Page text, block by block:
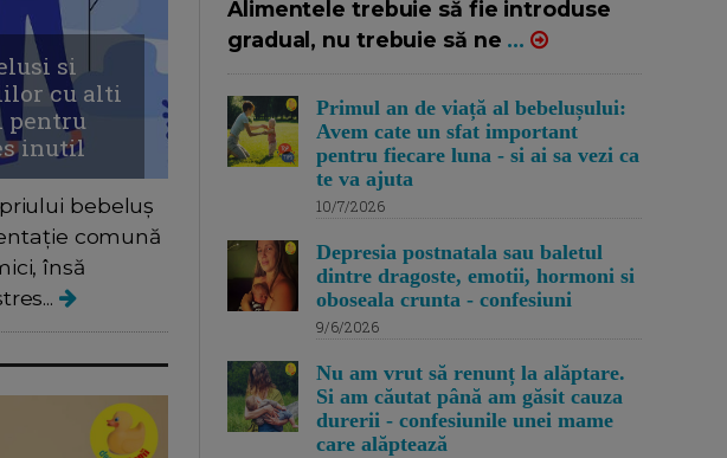
si
cu alti
pentru
inutil
bebeluș
comună
însă
Alimentele trebuie să fie introduse
gradual, nu trebuie să ne ...
Primul an de viață al bebelușului:
Avem cate un sfat important
pentru fiecare luna - si ai sa vezi ca
te va ajuta
10/7/2026
Depresia postnatala sau baletul
dintre dragoste, emotii, hormoni si
oboseala crunta - confesiuni
9/6/2026
Nu am vrut să renunț la alăptare.
Si am căutat până am găsit cauza
durerii - confesiunile unei mame
care alăptează